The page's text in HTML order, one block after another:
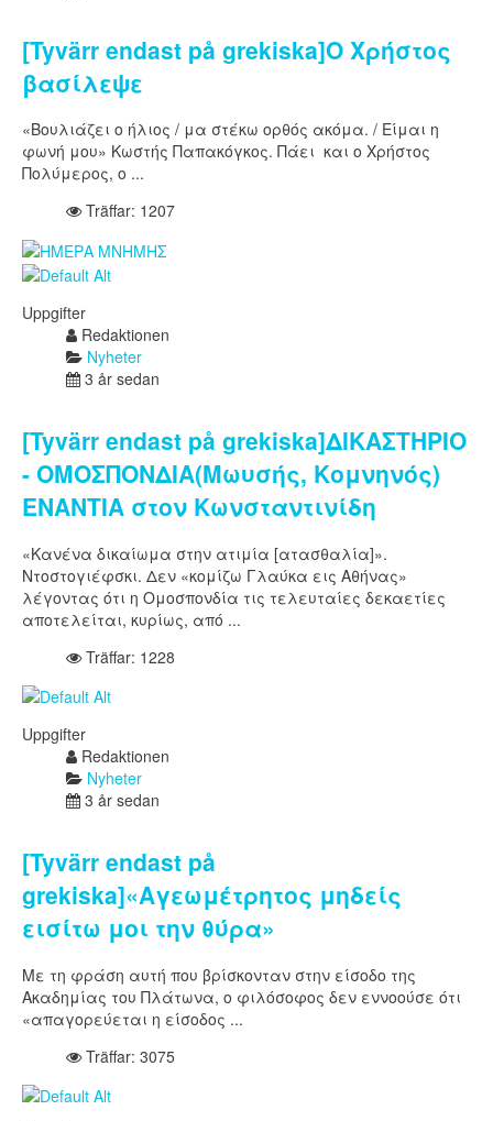
[Tyvärr endast på grekiska]Ο Χρήστος
βασίλεψε
«Βουλιάζει ο ήλιος / μα στέκω ορθός ακόμα. / Είμαι η
φωνή μου» Κωστής Παπακόγκος. Πάει και ο Χρήστος
Πολύμερος, ο ...
Träffar: 1207
Uppgifter
Redaktionen
Nyheter
3 år sedan
[Tyvärr endast på grekiska]ΔΙΚΑΣΤΗΡΙΟ
- ΟΜΟΣΠΟΝΔΙΑ(Μωυσής, Κομνηνός)
ΕΝΑΝΤΙΑ στον Κωνσταντινίδη
«Κανένα δικαίωμα στην ατιμία [ατασθαλία]».
Ντοστογιέφσκι. Δεν «κομίζω Γλαύκα εις Αθήνας»
λέγοντας ότι η Ομοσπονδία τις τελευταίες δεκαετίες
αποτελείται, κυρίως, από ...
Träffar: 1228
Uppgifter
Redaktionen
Nyheter
3 år sedan
[Tyvärr endast på
grekiska]«Αγεωμέτρητος μηδείς
εισίτω μοι την θύρα»
Με τη φράση αυτή που βρίσκονταν στην είσοδο της
Ακαδημίας του Πλάτωνα, ο φιλόσοφος δεν εννοούσε ότι
«απαγορεύεται η είσοδος ...
Träffar: 3075